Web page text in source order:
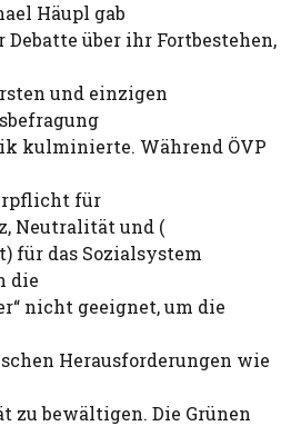
Häupl gab
über ihr Fortbestehen,
und einzigen
kulminierte. Während ÖVP
für
Neutralität und (
für das Sozialsystem
die
nicht geeignet, um die
Herausforderungen wie
bewältigen. Die Grünen